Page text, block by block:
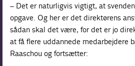
– Det er naturligvis vigtigt, at
opgave. Og her er det direktørens
sådan skal det være, for det er jo
at få flere uddannede medarbejdere
Raaschou og fortsætter: